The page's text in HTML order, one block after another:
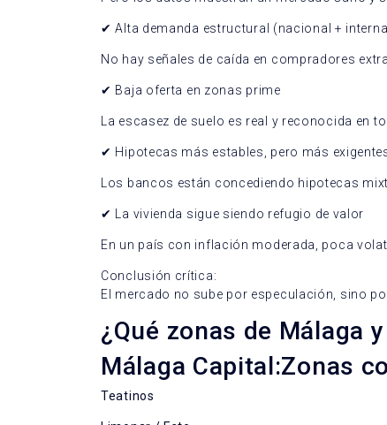
✔ Alta demanda estructural (nacional +
No hay señales de caída en compradores
✔ Baja oferta en zonas prime
La escasez de suelo es real y reconocida en
✔ Hipotecas más estables, pero más
Los bancos están concediendo hipotecas
✔ La vivienda sigue siendo refugio de valor
En un país con inflación moderada, poca
Conclusión crítica:
El mercado no sube por especulación, sino
¿Qué zonas de Málaga
Málaga Capital:Zonas
Teatinos